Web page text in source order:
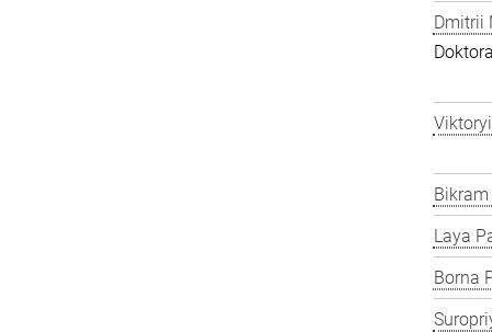
Dmitrii
Laya
Borna